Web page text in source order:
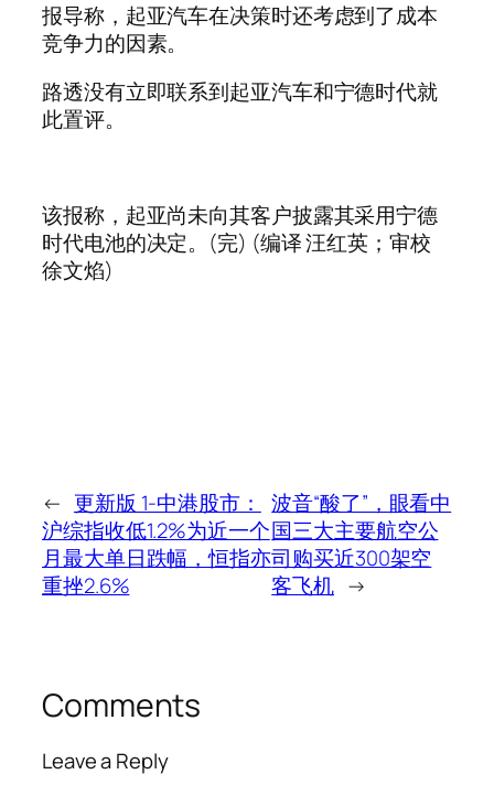
报导称，起亚汽车在决策时还考虑到了成本
竞争力的因素。
路透没有立即联系到起亚汽车和宁德时代就
此置评。
该报称，起亚尚未向其客户披露其采用宁德
时代电池的决定。(完) (编译 汪红英；审校
徐文焰)
← 更新版 1-中港股市：
沪综指收低1.2%为近一个
月最大单日跌幅，恒指亦
重挫2.6%
波音“酸了”，眼看中
国三大主要航空公
司购买近300架空
客飞机 →
Comments
Leave a Reply